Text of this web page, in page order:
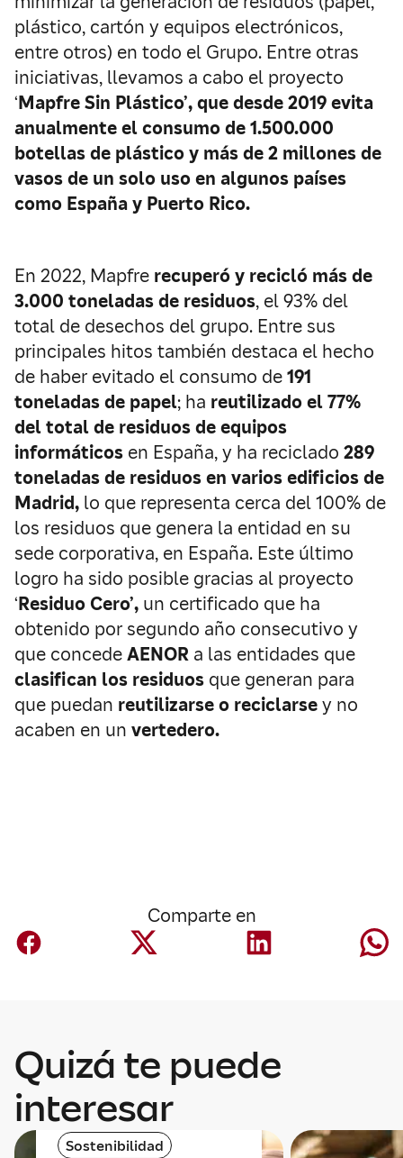
plástico, cartón y equipos electrónicos,
entre otros) en todo el Grupo. Entre otras
iniciativas, llevamos a cabo el proyecto
‘Mapfre Sin Plástico’, que desde 2019 evita
anualmente el consumo de 1.500.000
botellas de plástico y más de 2 millones de
vasos de un solo uso en algunos países
como España y Puerto Rico.
En 2022, Mapfre recuperó y recicló más de
3.000 toneladas de residuos, el 93% del
total de desechos del grupo. Entre sus
principales hitos también destaca el hecho
de haber evitado el consumo de191
toneladas de papel; ha reutilizado el 77%
del total de residuos de equipos
informáticos en España, y ha reciclado 289
toneladas de residuos en varios edificios de
Madrid, lo que representa cerca del 100% de
los residuos que genera la entidad en su
sede corporativa, en España. Este último
logro ha sido posible gracias al proyecto
‘Residuo Cero’, un certificado que ha
obtenido por segundo año consecutivo y
que concedeAENOR a las entidades que
clasifican los residuos que generan para
que puedan reutilizarse o reciclarsey no
acaben en un vertedero.
Comparte en
Quizá te puede
interesar
Sostenibilidad